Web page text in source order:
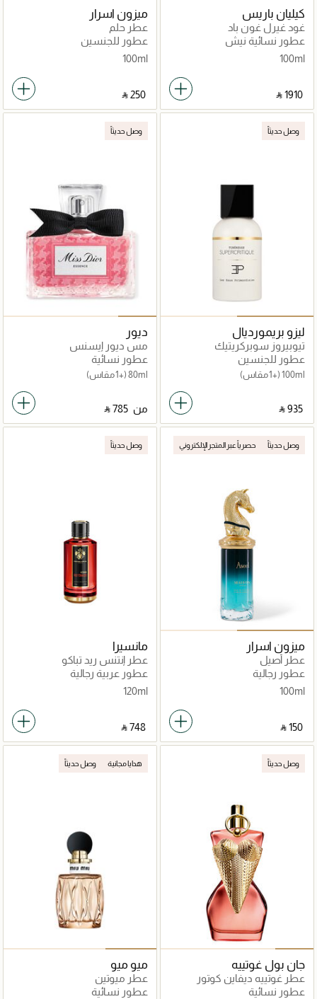
كيليان باريس
غود غيرل غون باد
عطور نسائية نيش
100ml
‎ ⃁ ⁦1910⁩ ‎
ميزون اسرار
عطر حلم
عطور للجنسين
100ml
‎ ⃁ ⁦250⁩ ‎
وصل حديثاً
ليزو بريمورديال
تيوبيروز سوبركريتيك
عطور للجنسين
100ml (+1 مقاس)
‎ ⃁ ⁦935⁩ ‎
وصل حديثاً
ديور
مس ديور إيسنس
عطور نسائية
80ml (+1 مقاس)
من ‎ ⃁ ⁦785⁩ ‎
وصل حديثاً حصرياً عبر المتجر الإلكتروني
ميزون اسرار
عطر أصيل
عطور رجالية
100ml
‎ ⃁ ⁦150⁩ ‎
وصل حديثاً
مانسيرا
عطر إنتنس ريد تباكو
عطور عربية رجالية
120ml
‎ ⃁ ⁦748⁩ ‎
وصل حديثاً
جان بول غوتييه
عطر غوتييه ديفاين كوتور
عطور نسائية
هدايا مجانية وصل حديثاً
ميو ميو
عطر ميوتين
عطور نسائية